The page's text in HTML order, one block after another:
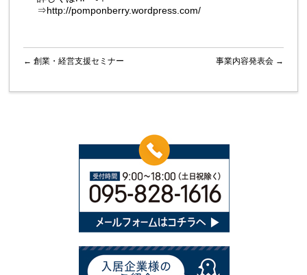
⇒http://pomponberry.wordpress.com/
← 創業・経営支援セミナー 事業内容発表会 →